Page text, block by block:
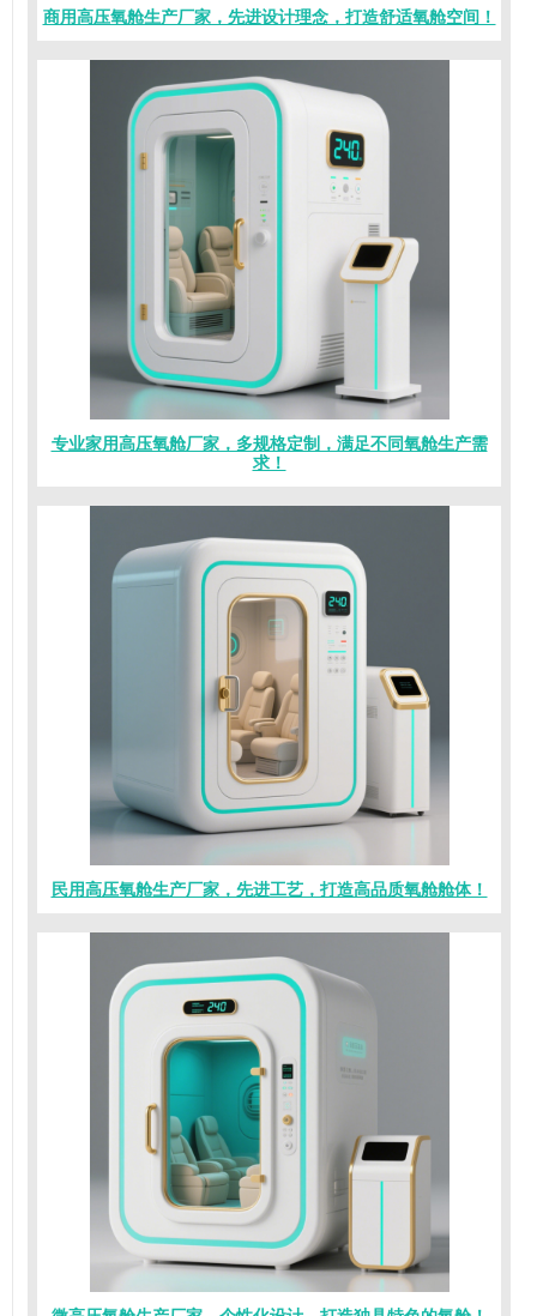
商用高压氧舱生产厂家，先进设计理念，打造舒适氧舱空间！
专业家用高压氧舱厂家，多规格定制，满足不同氧舱生产需
求！
民用高压氧舱生产厂家，先进工艺，打造高品质氧舱舱体！